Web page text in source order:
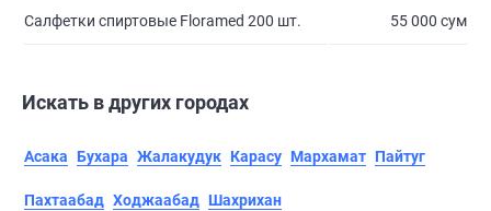
Салфетки спиртовые Floramed 200 шт. 55 000 сум
Искать в других городах
Асака Бухара Жалакудук Карасу Мархамат Пайтуг
Пахтаабад Ходжаабад Шахрихан